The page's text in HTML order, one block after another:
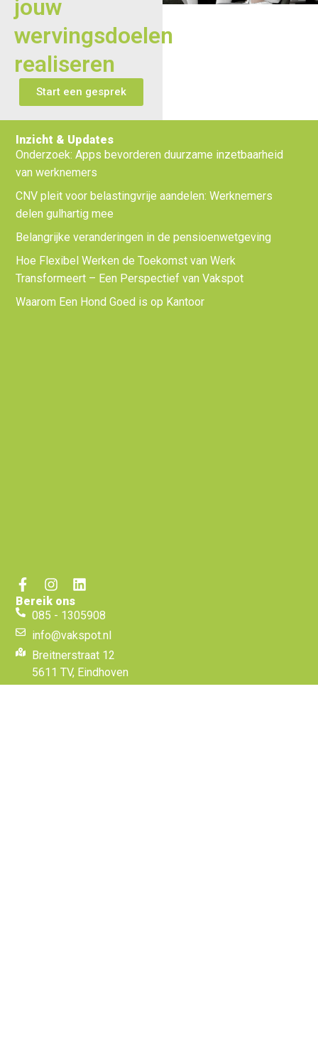
jouw
wervingsdoelen
realiseren
Start een gesprek
Inzicht & Updates
Onderzoek: Apps bevorderen duurzame inzetbaarheid
van werknemers
CNV pleit voor belastingvrije aandelen: Werknemers
delen gulhartig mee
Belangrijke veranderingen in de pensioenwetgeving
Hoe Flexibel Werken de Toekomst van Werk
Transformeert – Een Perspectief van Vakspot
Waarom Een Hond Goed is op Kantoor
Bereik ons
085 - 1305908
info@vakspot.nl
Breitnerstraat 12
5611 TV, Eindhoven